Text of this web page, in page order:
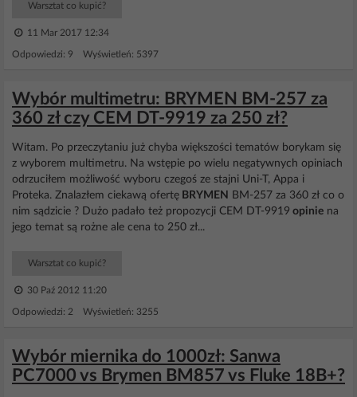
Warsztat co kupić?
11 Mar 2017 12:34
Odpowiedzi: 9 Wyświetleń: 5397
Wybór multimetru: BRYMEN BM-257 za
360 zł czy CEM DT-9919 za 250 zł?
Witam. Po przeczytaniu już chyba większości tematów borykam się
z wyborem multimetru. Na wstępie po wielu negatywnych opiniach
odrzuciłem możliwość wyboru czegoś ze stajni Uni-T, Appa i
Proteka. Znalazłem ciekawą ofertę BRYMEN
BM-257 za 360 zł co o
nim sądzicie ? Dużo padało też propozycji CEM DT-9919 opinie na
jego temat są rożne ale cena to 250 zł...
Warsztat co kupić?
30 Paź 2012 11:20
Odpowiedzi: 2 Wyświetleń: 3255
Wybór miernika do 1000zł: Sanwa
PC7000 vs Brymen BM857 vs Fluke 18B+?